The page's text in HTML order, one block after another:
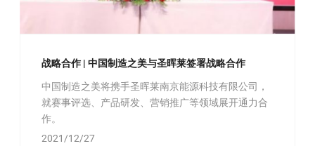
战略合作 | 中国制造之美与圣晖莱签署战略合作
中国制造之美将携手圣晖莱南京能源科技有限公司，
就赛事评选、产品研发、营销推广等领域展开通力合
作。
2021/12/27